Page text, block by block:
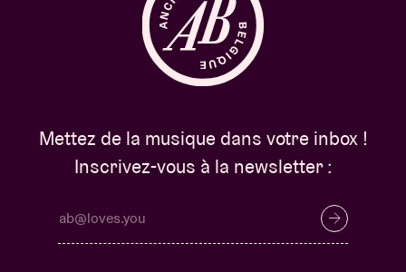
Mettez de la musique dans votre inbox !
Inscrivez-vous à la newsletter :